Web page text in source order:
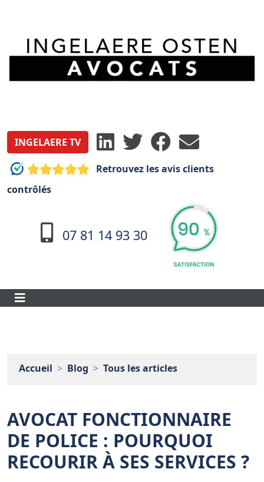
INGELAERE TV
Retrouvez les avis clients
contrôlés
07 81 14 93 30
Accueil Blog Tous les articles
AVOCAT FONCTIONNAIRE
DE POLICE : POURQUOI
RECOURIR À SES SERVICES ?